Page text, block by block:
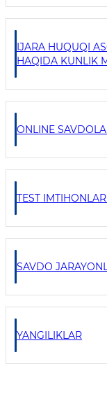
IJARA HUQUQI
HAQIDA KUNLIK
ONLINE
TEST
SAVDO
YANGILIKLAR